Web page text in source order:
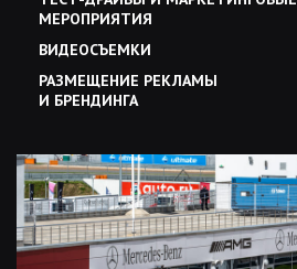
МЕРОПРИЯТИЯ
ВИДЕОСЪЕМКИ
РАЗМЕЩЕНИЕ РЕКЛАМЫ
И БРЕНДИНГА